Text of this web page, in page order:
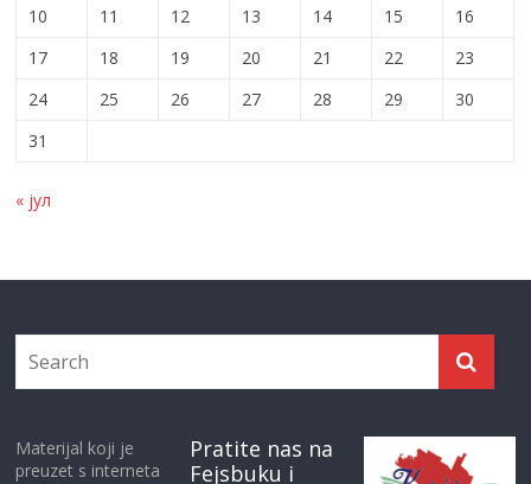
10
11 12 13 14 15
16
17
18 19 20 21 22
23
24
25 26 27 28 29
30
31
« јул
Materijal koji je
preuzet s interneta
Pratite nas na
Fejsbuku i